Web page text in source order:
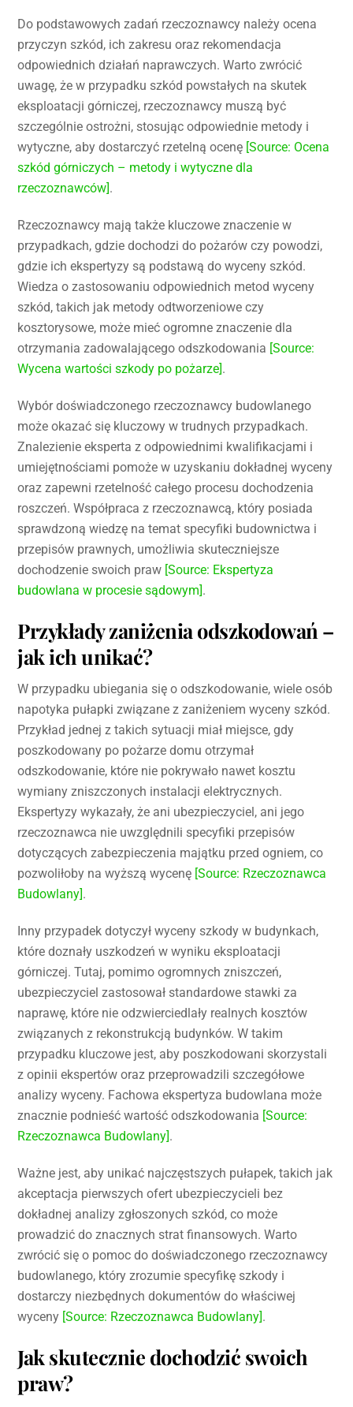
Do podstawowych zadań rzeczoznawcy należy ocena
przyczyn szkód, ich zakresu oraz rekomendacja
odpowiednich działań naprawczych. Warto zwrócić
uwagę, że w przypadku szkód powstałych na skutek
eksploatacji górniczej, rzeczoznawcy muszą być
szczególnie ostrożni, stosując odpowiednie metody i
wytyczne, aby dostarczyć rzetelną ocenę [Source: Ocena
szkód górniczych – metody i wytyczne dla
rzeczoznawców].
Rzeczoznawcy mają także kluczowe znaczenie w
przypadkach, gdzie dochodzi do pożarów czy powodzi,
gdzie ich ekspertyzy są podstawą do wyceny szkód.
Wiedza o zastosowaniu odpowiednich metod wyceny
szkód, takich jak metody odtworzeniowe czy
kosztorysowe, może mieć ogromne znaczenie dla
otrzymania zadowalającego odszkodowania [Source:
Wycena wartości szkody po pożarze].
Wybór doświadczonego rzeczoznawcy budowlanego
może okazać się kluczowy w trudnych przypadkach.
Znalezienie eksperta z odpowiednimi kwalifikacjami i
umiejętnościami pomoże w uzyskaniu dokładnej wyceny
oraz zapewni rzetelność całego procesu dochodzenia
roszczeń. Współpraca z rzeczoznawcą, który posiada
sprawdzoną wiedzę na temat specyfiki budownictwa i
przepisów prawnych, umożliwia skuteczniejsze
dochodzenie swoich praw [Source: Ekspertyza
budowlana w procesie sądowym].
Przykłady zaniżenia odszkodowań –
jak ich unikać?
W przypadku ubiegania się o odszkodowanie, wiele osób
napotyka pułapki związane z zaniżeniem wyceny szkód.
Przykład jednej z takich sytuacji miał miejsce, gdy
poszkodowany po pożarze domu otrzymał
odszkodowanie, które nie pokrywało nawet kosztu
wymiany zniszczonych instalacji elektrycznych.
Ekspertyzy wykazały, że ani ubezpieczyciel, ani jego
rzeczoznawca nie uwzględnili specyfiki przepisów
dotyczących zabezpieczenia majątku przed ogniem, co
pozwoliłoby na wyższą wycenę [Source: Rzeczoznawca
Budowlany].
Inny przypadek dotyczył wyceny szkody w budynkach,
które doznały uszkodzeń w wyniku eksploatacji
górniczej. Tutaj, pomimo ogromnych zniszczeń,
ubezpieczyciel zastosował standardowe stawki za
naprawę, które nie odzwierciedlały realnych kosztów
związanych z rekonstrukcją budynków. W takim
przypadku kluczowe jest, aby poszkodowani skorzystali
z opinii ekspertów oraz przeprowadzili szczegółowe
analizy wyceny. Fachowa ekspertyza budowlana może
znacznie podnieść wartość odszkodowania [Source:
Rzeczoznawca Budowlany].
Ważne jest, aby unikać najczęstszych pułapek, takich jak
akceptacja pierwszych ofert ubezpieczycieli bez
dokładnej analizy zgłoszonych szkód, co może
prowadzić do znacznych strat finansowych. Warto
zwrócić się o pomoc do doświadczonego rzeczoznawcy
budowlanego, który zrozumie specyfikę szkody i
dostarczy niezbędnych dokumentów do właściwej
wyceny [Source: Rzeczoznawca Budowlany].
Jak skutecznie dochodzić swoich
praw?